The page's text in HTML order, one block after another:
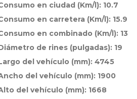
en ciudad (Km/l): 10.7
en carretera (Km/l): 15.9
en combinado (Km/l): 13
de rines (pulgadas): 19
del vehículo (mm): 4745
del vehículo (mm): 1900
del vehículo (mm): 1668